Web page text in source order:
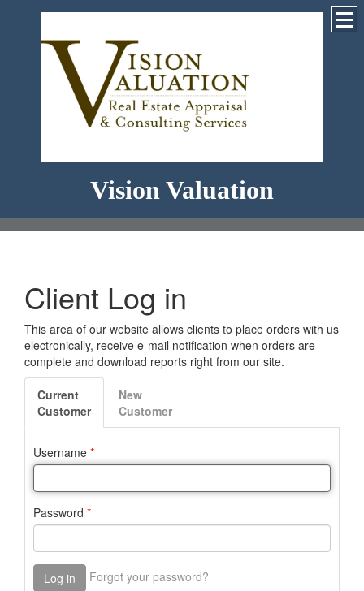
Vision Valuation